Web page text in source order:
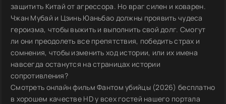
защитить Китай от агрессора. Но враг силен и коварен.
Чжан Мубай и Цзинь Юаньбао должны проявить чудеса
героизма, чтобы выжить и выполнить свой долг. Смогут
ли они преодолеть все препятствия, победить страх и
сомнения, чтобы изменить ход истории, или их имена
навсегда останутся на страницах истории
сопротивления?
Смотреть онлайн фильм Фантом убийцы (2026) бесплатно
в хорошем качестве HD у всех гостей нашего портала